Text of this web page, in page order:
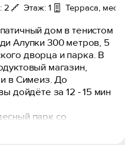
2 Этаж: 1 Терраса,
дом в тенистом
Алупки 300 метров, 5
дворца и парка. В
магазин,
в Симеиз. До
дойдёте за 12 - 15 мин
парк со
детская площадка,